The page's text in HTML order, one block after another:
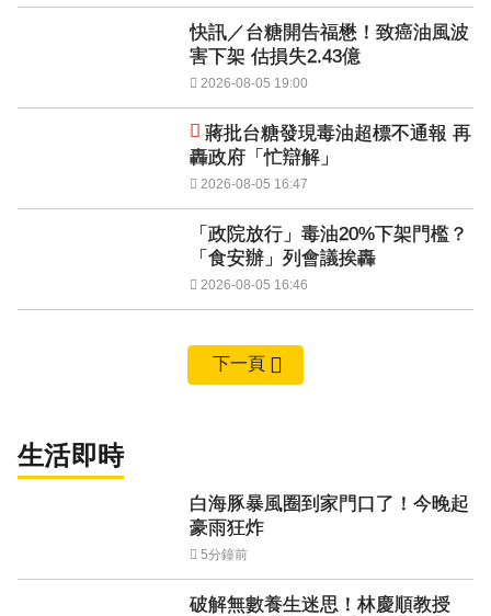
快訊／台糖開告福懋！致癌油風波
害下架 估損失2.43億
2026-08-05 19:00
蔣批台糖發現毒油超標不通報 再
轟政府「忙辯解」
2026-08-05 16:47
「政院放行」毒油20%下架門檻？
「食安辦」列會議挨轟
2026-08-05 16:46
下一頁
生活即時
白海豚暴風圈到家門口了！今晚起
豪雨狂炸
5分鐘前
破解無數養生迷思！林慶順教授